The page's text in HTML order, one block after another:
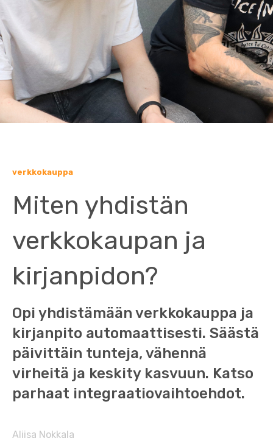
verkkokauppa
Miten yhdistän
verkkokaupan ja
kirjanpidon?
Opi yhdistämään verkkokauppa ja
kirjanpito automaattisesti. Säästä
päivittäin tunteja, vähennä
virheitä ja keskity kasvuun. Katso
parhaat integraatiovaihtoehdot.
Aliisa Nokkala